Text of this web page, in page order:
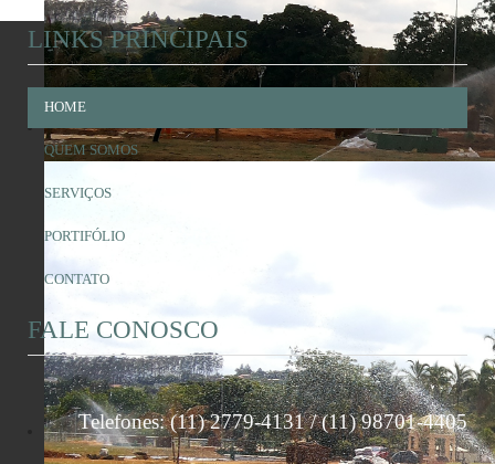
LINKS PRINCIPAIS
HOME
QUEM SOMOS
SERVIÇOS
PORTIFÓLIO
CONTATO
FALE CONOSCO
Telefones: (11) 2779-4131 / (11) 98701-4405